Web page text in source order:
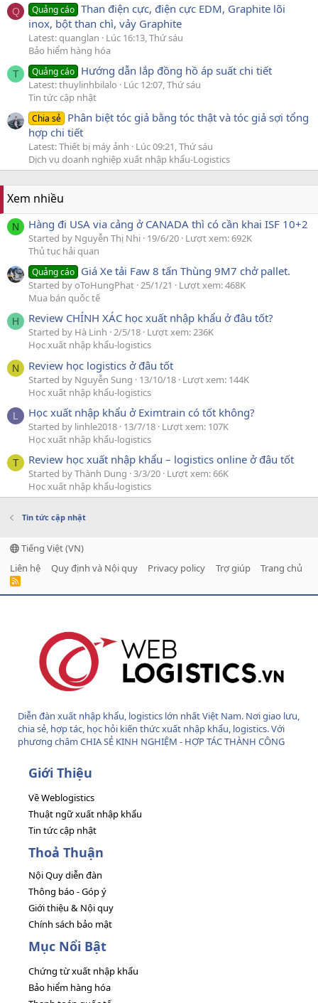
Q Quảng cáo Than điện cực, điện cực EDM, Graphite lõi
inox, bột than chì, vảy Graphite
Latest: quanglan
Lúc 16:13, Thứ sáu
Bảo hiểm hàng hóa
T Quảng cáo Hướng dẫn lắp đồng hồ áp suất chi tiết
Latest: thuylinhbilalo
Lúc 12:07, Thứ sáu
Tin tức cập nhật
Chia sẻ Phân biệt tóc giả bằng tóc thật và tóc giả sợi tổng
hợp chi tiết
Latest: Thiết bị máy ảnh
Lúc 09:21, Thứ sáu
Dịch vụ doanh nghiệp xuất nhập khẩu-Logistics
Xem nhiều
N Hàng đi USA via cảng ở CANADA thì có cần khai ISF 10+2
Started by Nguyễn Thị Nhi 19/6/20 Lượt xem: 692K
Thủ tục hải quan
Quảng cáo Giá Xe tải Faw 8 tấn Thùng 9M7 chở pallet.
Started by oToHungPhat 25/1/21
Lượt xem: 468K
Mua bán quốc tế
H Review CHÍNH XÁC học xuất nhập khẩu ở đâu tốt?
Started by Hà Linh 2/5/18 Lượt xem: 236K
Học xuất nhập khẩu-logistics
N Review học logistics ở đâu tốt
Started by Nguyễn Sung 13/10/18 Lượt xem: 144K
Học xuất nhập khẩu-logistics
L Học xuất nhập khẩu ở Eximtrain có tốt không?
Started by linhle2018 13/7/18 Lượt xem: 107K
Học xuất nhập khẩu-logistics
T Review học xuất nhập khẩu – logistics online ở đâu tốt
Started by Thành Dung 3/3/20 Lượt xem: 66K
Học xuất nhập khẩu-logistics
Tin tức cập nhật
Tiếng Việt (VN)
Liên hệ
Quy định và Nội quy Privacy policy Trợ giúp Trang chủ
R
Diễn đàn xuất nhập khẩu, logistics lớn nhất Việt Nam. Nơi giao lưu,
chia sẻ, hợp tác, học hỏi kiến thức xuất nhập khẩu, logistics. Với
phương châm CHIA SẺ KINH NGHIỆM - HỢP TÁC THÀNH CÔNG
Giới Thiệu
Về Weblogistics
Thuật ngữ xuất nhập khẩu
Tin tức cập nhật
Thoả Thuận
Nội Quy diễn đàn
Thông báo - Góp ý
Giới thiệu & Nội quy
Chính sách bảo mật
Mục Nổi Bật
Chứng từ xuất nhập khẩu
Bảo hiểm hàng hóa